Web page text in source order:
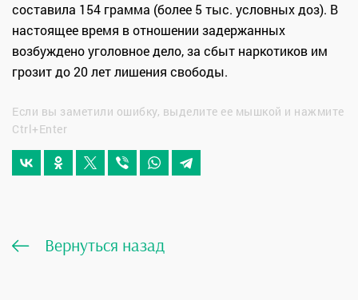
составила 154 грамма (более 5 тыс. условных доз). В
настоящее время в отношении задержанных
возбуждено уголовное дело, за сбыт наркотиков им
грозит до 20 лет лишения свободы.
Если вы заметили ошибку, выделите ее мышкой и нажмите
Ctrl+Enter
Вернуться назад